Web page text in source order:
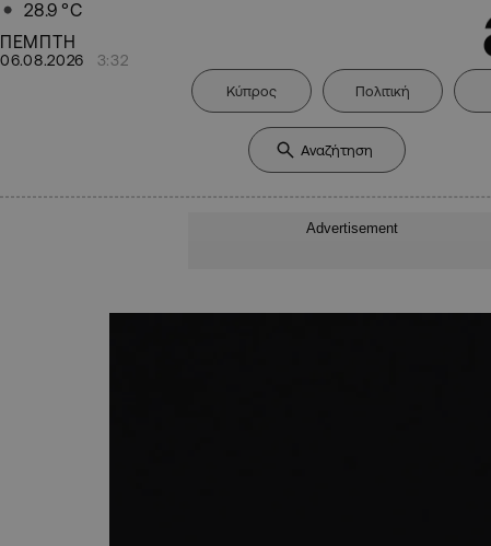
28.9 °C
ΠΕΜΠΤΗ
06.08.2026 3:32
Κύπρος Πολιτική
Advertisement